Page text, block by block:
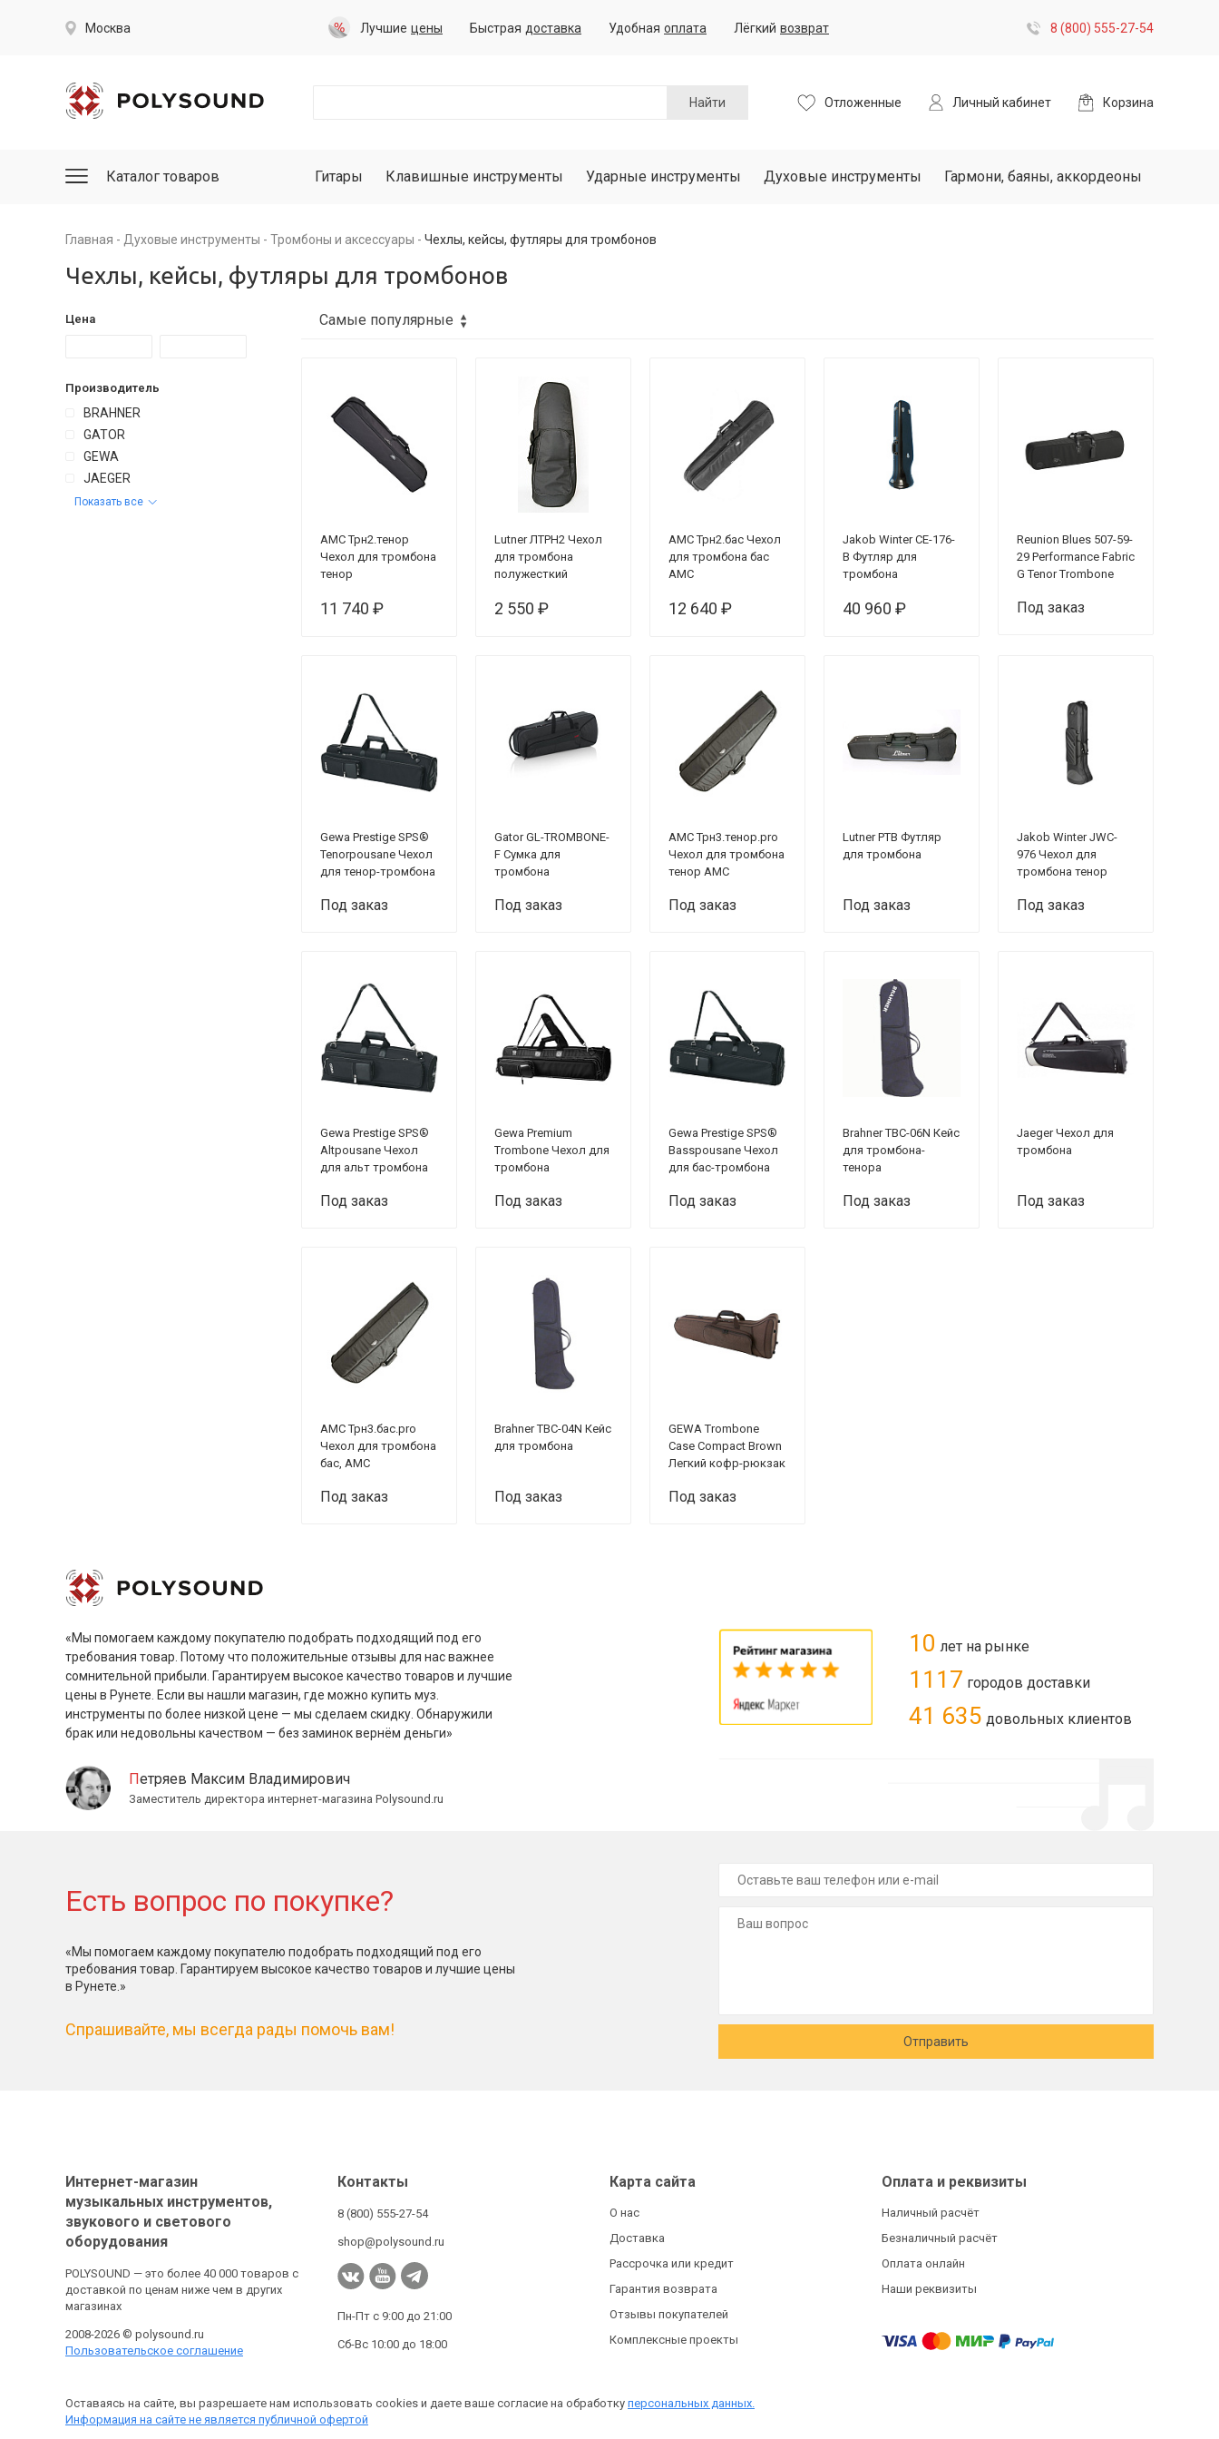
Москва Лучшие цены Быстрая доставка Удобная оплата Лёгкий возврат 8 (800) 555-27-54
Найти Отложенные Личный кабинет Корзина
Каталог товаров Гитары Клавишные инструменты Ударные инструменты Духовые инструменты Гармони, баяны, аккордеоны
Главная Духовые инструменты Тромбоны и аксессуары Чехлы, кейсы, футляры для тромбонов
Чехлы, кейсы, футляры для тромбонов
Цена
Производитель
BRAHNER
GATOR
GEWA
JAEGER
Показать все
AMC Трн2.тенор
Чехол для тромбона
тенор
11 740 ₽
Lutner ЛТРН2 Чехол
для тромбона
полужесткий
2 550 ₽
AMC Трн2.бас Чехол
для тромбона бас
АМС
12 640 ₽
Jakob Winter CE-176-
B Футляр для
тромбона
40 960 ₽
Reunion Blues 507-59-
29 Performance Fabric
G Tenor Trombone
тромбона (черный)
Под заказ
Gewa Prestige SPS®
Tenorpousane Чехол
для тенор-тромбона
Под заказ
Gator GL-TROMBONE-
F Сумка для
тромбона
Под заказ
AMC Трн3.тенор.pro
Чехол для тромбона
тенор АМС
Под заказ
Lutner PTB Футляр
для тромбона
Под заказ
Jakob Winter JWC-
976 Чехол для
тромбона тенор
Под заказ
Gewa Prestige SPS®
Altpousane Чехол
для альт тромбона
Под заказ
Gewa Premium
Trombone Чехол для
тромбона
Под заказ
Gewa Prestige SPS®
Basspousane Чехол
для бас-тромбона
Под заказ
Brahner TBC-06N Кейс
для тромбона-
тенора
Под заказ
Jaeger Чехол для
тромбона
Под заказ
AMC Трн3.бас.pro
Чехол для тромбона
бас, АМС
Под заказ
Brahner TBC-04N Кейс
для тромбона
Под заказ
GEWA Trombone
Case Compact Brown
Легкий кофр-рюкзак
плечевой ремень,
Под заказ
«Мы помогаем каждому покупателю подобрать подходящий под его
требования товар. Потому что положительные отзывы для нас важнее
сомнительной прибыли. Гарантируем высокое качество товаров и лучшие
цены в Рунете. Если вы нашли магазин, где можно купить муз.
инструменты по более низкой цене — мы сделаем скидку. Обнаружили
брак или недовольны качеством — без заминок вернём деньги»
Петряев Максим Владимирович
Заместитель директора интернет-магазина Polysound.ru
10 лет на рынке
1117 городов доставки
41 635 довольных клиентов
Есть вопрос по покупке?
«Мы помогаем каждому покупателю подобрать подходящий под его
требования товар. Гарантируем высокое качество товаров и лучшие цены
в Рунете.»
Спрашивайте, мы всегда рады помочь вам!
Отправить
Интернет-магазин
музыкальных инструментов,
звукового и светового
оборудования
POLYSOUND — это более 40 000 товаров с
доставкой по ценам ниже чем в других
магазинах
2008-2026 © polysound.ru
Пользовательское соглашение
Контакты
8 (800) 555-27-54
shop@polysound.ru
Пн-Пт с 9:00 до 21:00
Сб-Вс 10:00 до 18:00
Карта сайта
О нас
Доставка
Рассрочка или кредит
Гарантия возврата
Отзывы покупателей
Комплексные проекты
Оплата и реквизиты
Наличный расчёт
Безналичный расчёт
Оплата онлайн
Наши реквизиты
Оставаясь на сайте, вы разрешаете нам использовать cookies и даете ваше согласие на обработку персональных данных.
Информация на сайте не является публичной офертой